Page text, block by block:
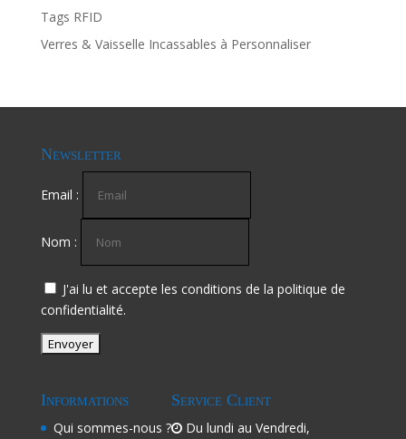
Tags RFID
Verres & Vaisselle Incassables à Personnaliser
Newsletter
Email :
Nom :
J'ai lu et accepte les conditions de la politique de
confidentialité.
Informations
Qui sommes-nous ?
Service Client
Du lundi au Vendredi,